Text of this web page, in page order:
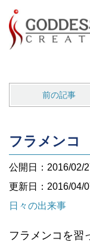
前の記事
フラメンコ
公開日：2016/02/
更新日：2016/04/
日々の出来事
フラメンコを習